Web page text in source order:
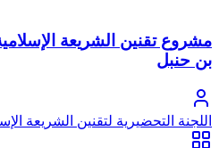
مشروع تقنين الشريعة
بن حنبل
اللجنة التحضيرية لتقنين الشريعة
الإسلامية